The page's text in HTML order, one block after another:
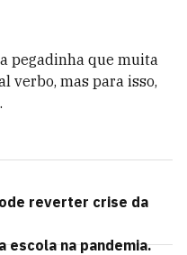
pegadinha que muita
verbo, mas para isso,
reverter crise da
escola na pandemia.